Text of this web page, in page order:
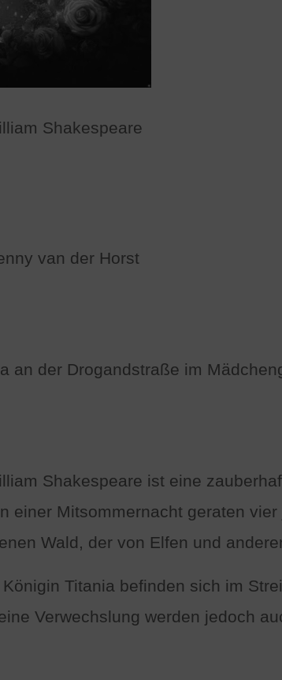
Shakespeare
van der Horst
an der Drogandstraße im
Shakespeare ist eine
einer Mitsommernacht geraten
Wald, der von Elfen und
Titania befinden sich im
Verwechslung werden jedoch